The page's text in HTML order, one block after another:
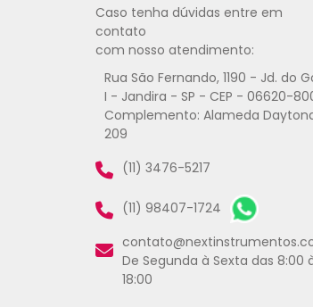
Caso tenha dúvidas entre em
contato
com nosso atendimento:
Rua São Fernando, 1190 - Jd. do
I - Jandira - SP - CEP - 06620-
Complemento: Alameda
209
(11) 3476-5217
(11) 98407-1724
De Segunda à Sexta das 8:00
18:00